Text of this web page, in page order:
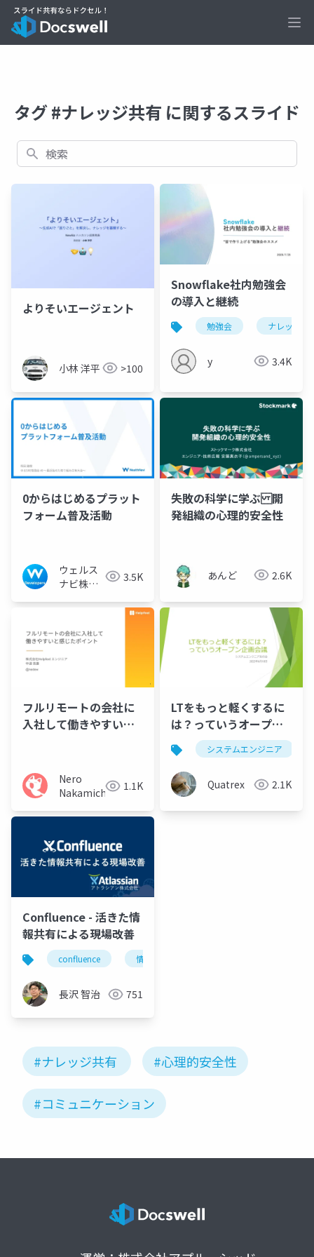
タグ #ナレッジ共有 に関するスライド
検索
よりそいエージェント
小林 洋平 >100
Snowflake社内勉強会
の導入と継続
勉強会 ナレッジ共
y 3.4K
0からはじめるプラット
フォーム普及活動
ウェルス
ナビ株式
3.5K
失敗の科学に学ぶ 開
発組織の心理的安全性
あんど 2.6K
フルリモートの会社に
入社して働きやすいと
Nero
Nakamichi
1.1K
LTをもっと軽くするに
は？っていうオープン
企画会議システムエンジニア
Quatrex 2.1K
Confluence - 活きた情
報共有による現場改善
confluence 情報共有
長沢 智治 751
#ナレッジ共有 #心理的安全性
#コミュニケーション